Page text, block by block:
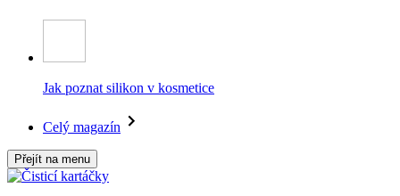
Jak poznat silikon v kosmetice
Celý magazín
Přejít na menu